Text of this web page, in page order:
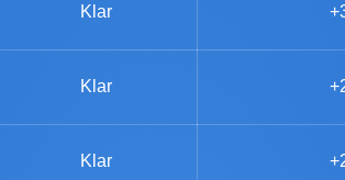
Klar
Klar
Klar